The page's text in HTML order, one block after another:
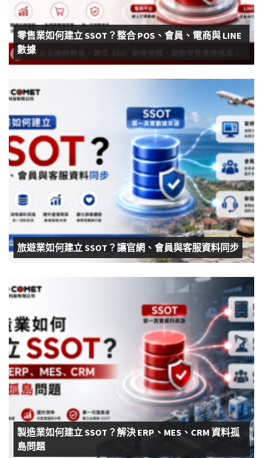
零售業如何建立 SSOT？整合 POS、會員、電商與 LINE
數據
旅遊業如何建立 SSOT？讓官網、會員與客服資料同步
製造業如何建立 SSOT？解決 ERP、MES、CRM 資料孤
島問題